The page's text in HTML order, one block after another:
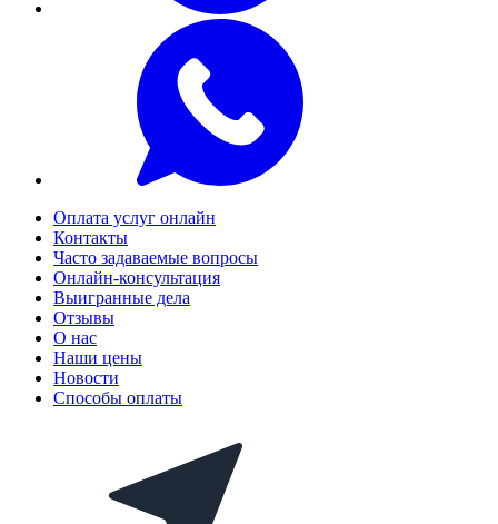
Оплата услуг онлайн
Контакты
Часто задаваемые вопросы
Онлайн-консультация
Выигранные дела
Отзывы
О нас
Наши цены
Новости
Способы оплаты